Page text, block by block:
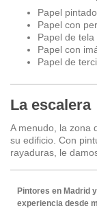
Papel
Papel con
Papel de tela
Papel con
Papel de
La escalera
A menudo, la zona
su edificio. Con
rayaduras, le
Pintores en Madrid
experiencia desde